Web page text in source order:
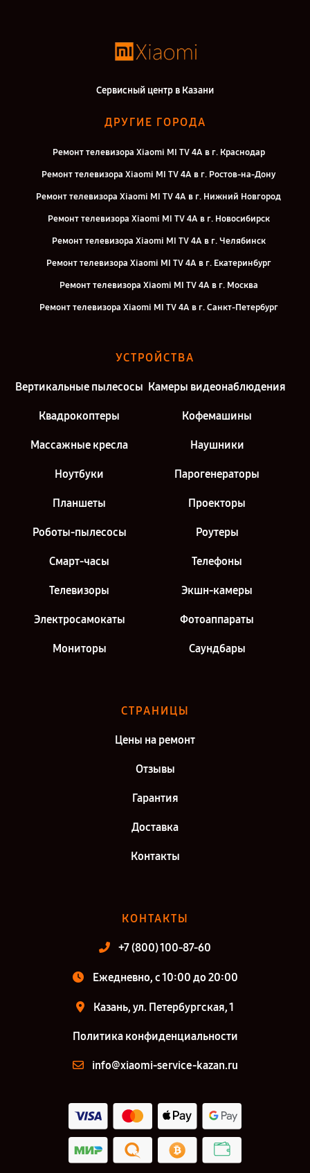
Сервисный центр в Казани
ДРУГИЕ ГОРОДА
Ремонт телевизора Xiaomi MI TV 4A в г. Краснодар
Ремонт телевизора Xiaomi MI TV 4A в г. Ростов-на-Дону
Ремонт телевизора Xiaomi MI TV 4A в г. Нижний Новгород
Ремонт телевизора Xiaomi MI TV 4A в г. Новосибирск
Ремонт телевизора Xiaomi MI TV 4A в г. Челябинск
Ремонт телевизора Xiaomi MI TV 4A в г. Екатеринбург
Ремонт телевизора Xiaomi MI TV 4A в г. Москва
Ремонт телевизора Xiaomi MI TV 4A в г. Санкт-Петербург
УСТРОЙСТВА
Вертикальные пылесосы Камеры видеонаблюдения
Квадрокоптеры Кофемашины
Массажные кресла Наушники
Ноутбуки Парогенераторы
Планшеты Проекторы
Роботы-пылесосы Роутеры
Смарт-часы Телефоны
Телевизоры Экшн-камеры
Электросамокаты Фотоаппараты
Мониторы Саундбары
СТРАНИЦЫ
Цены на ремонт
Отзывы
Гарантия
Доставка
Контакты
КОНТАКТЫ
+7 (800) 100-87-60
Ежедневно, с 10:00 до 20:00
Казань, ул. Петербургская, 1
Политика конфиденциальности
info@xiaomi-service-kazan.ru